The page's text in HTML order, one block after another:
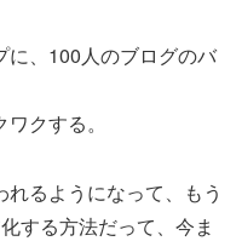
に、100人のブログのバ
クする。
るようになって、もう
する方法だって、今ま